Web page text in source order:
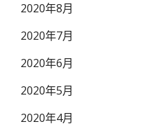
2020年8月
2020年7月
2020年6月
2020年5月
2020年4月